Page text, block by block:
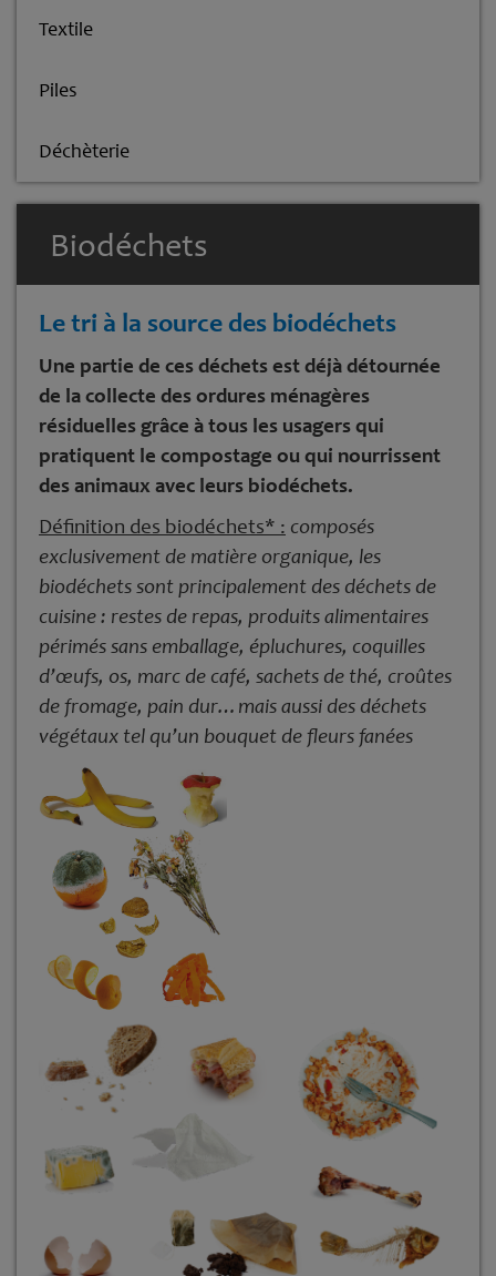
Textile
Piles
Déchèterie
Biodéchets
Le tri à la source des biodéchets
Une partie de ces déchets est déjà détournée
de la collecte des ordures ménagères
résiduelles grâce à tous les usagers qui
pratiquent le compostage ou qui nourrissent
des animaux avec leurs biodéchets.
Définition des biodéchets* : composés
exclusivement de matière organique, les
biodéchets sont principalement des déchets de
cuisine : restes de repas, produits alimentaires
périmés sans emballage, épluchures, coquilles
d’œufs, os, marc de café, sachets de thé, croûtes
de fromage, pain dur…mais aussi des déchets
végétaux tel qu’un bouquet de fleurs fanées